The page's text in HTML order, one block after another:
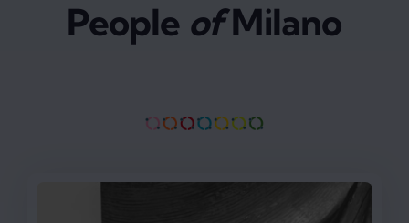
People ofMilano